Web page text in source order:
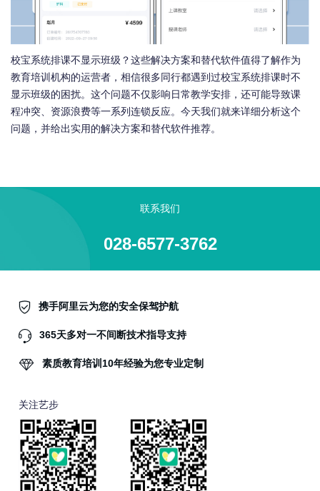
校宝系统排课不显示班级？这些解决方案和替代软件值得了解作为
教育培训机构的运营者，相信很多同行都遇到过校宝系统排课时不
显示班级的困扰。这个问题不仅影响日常教学安排，还可能导致课
程冲突、资源浪费等一系列连锁反应。今天我们就来详细分析这个
问题，并给出实用的解决方案和替代软件推荐。
联系我们
028-6577-3762
携手阿里云为您的安全保驾护航
365天多对一不间断技术指导支持
素质教育培训10年经验为您专业定制
关注艺步